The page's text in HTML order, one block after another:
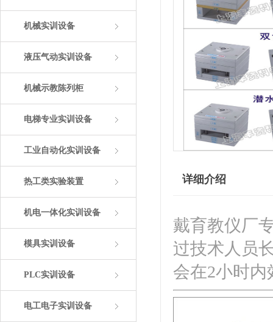
机械实训设备
液压气动实训设备
机械示教陈列柜
电梯专业实训设备
工业自动化实训设备
热工类实验装置
机电一体化实训设备
模具实训设备
PLC实训设备
电工电子实训设备
详细介绍
戴育教仪厂
过技术人员
会在2小时